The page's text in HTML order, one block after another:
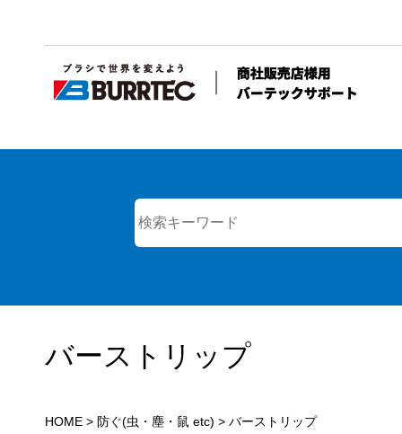
HOME> 防ぐ(虫・塵・鼠 etc) > バーストリップ
バーストリップ